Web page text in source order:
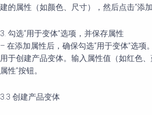
建的属性（如颜色、尺寸），然后点击“添加
3. 勾选“用于变体”选项，并保存属性
– 在添加属性后，确保勾选“用于变体”选项
用于创建产品变体。输入属性值（如红色
属性”按钮。
3.3 创建产品变体